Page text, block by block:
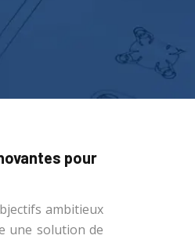
pour
ambitieux
une solution de